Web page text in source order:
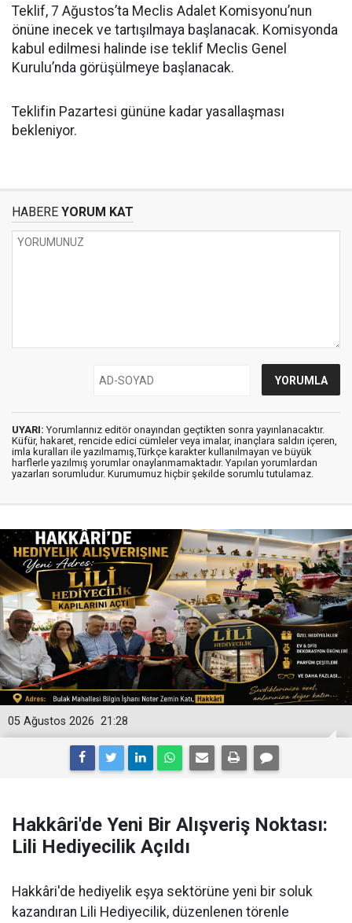
Teklif, 7 Ağustos’ta Meclis Adalet Komisyonu’nun
önüne inecek ve tartışılmaya başlanacak. Komisyonda
kabul edilmesi halinde ise teklif Meclis Genel
Kurulu’nda görüşülmeye başlanacak.
Teklifin Pazartesi gününe kadar yasallaşması
bekleniyor.
HABERE YORUM KAT
UYARI: Yorumlarınız editör onayından geçtikten sonra yayınlanacaktır.
Küfür, hakaret, rencide edici cümleler veya imalar, inançlara saldırı içeren,
imla kuralları ile yazılmamış,Türkçe karakter kullanılmayan ve büyük
harflerle yazılmış yorumlar onaylanmamaktadır. Yapılan yorumlardan
yazarları sorumludur. Kurumumuz hiçbir şekilde sorumlu tutulamaz.
21:28
05 Ağustos 2026
Hakkâri'de Yeni Bir Alışveriş Noktası:
Lili Hediyecilik Açıldı
Hakkâri'de hediyelik eşya sektörüne yeni bir soluk
kazandıran Lili Hediyecilik, düzenlenen törenle